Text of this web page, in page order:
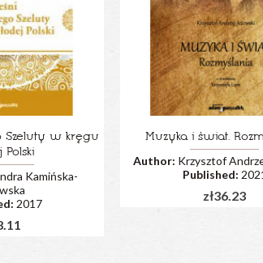
Szeluty w kręgu
Polski
Kamińska-
2017
Muzyka i świat.
Author: Krzysztof
Published:
zł36.23